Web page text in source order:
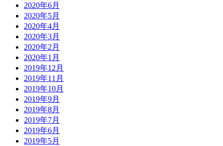
2020年6月
2020年5月
2020年4月
2020年3月
2020年2月
2020年1月
2019年12月
2019年11月
2019年10月
2019年9月
2019年8月
2019年7月
2019年6月
2019年5月